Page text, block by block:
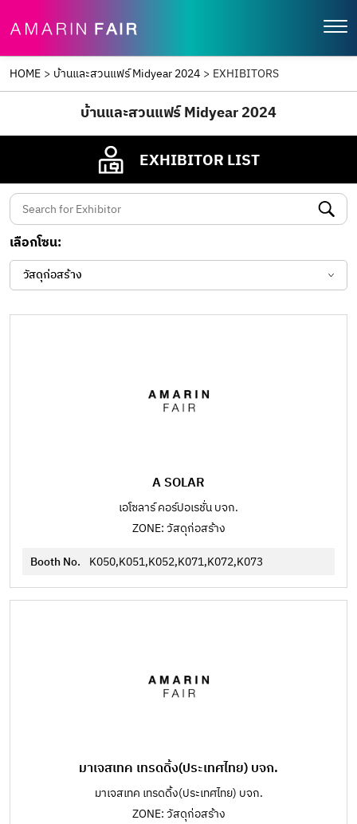
HOME > บ้านและสวนแฟร์ Midyear 2024 > EXHIBITORS
บ้านและสวนแฟร์ Midyear 2024
EXHIBITOR LIST
เลือกโซน:
วัสดุก่อสร้าง
A SOLAR
เอโซลาร์ คอร์ปอเรชั่น บจก.
ZONE: วัสดุก่อสร้าง
Booth No. K050,K051,K052,K071,K072,K073
มาเจสเทค เทรดดิ้ง(ประเทศไทย) บจก.
มาเจสเทค เทรดดิ้ง(ประเทศไทย) บจก.
ZONE: วัสดุก่อสร้าง